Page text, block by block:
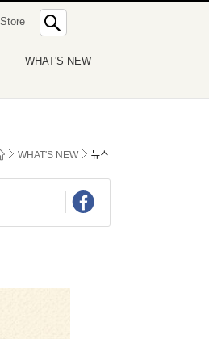
통
합
검
색
WHAT'S NEW
WHAT'S NEW 뉴스